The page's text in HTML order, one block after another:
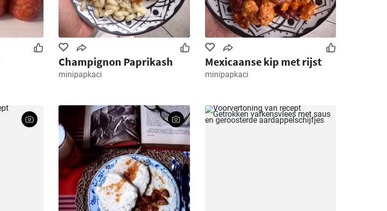
Champignon Paprikash
minipapkaci
Mexicaanse kip met rijst
minipapkaci